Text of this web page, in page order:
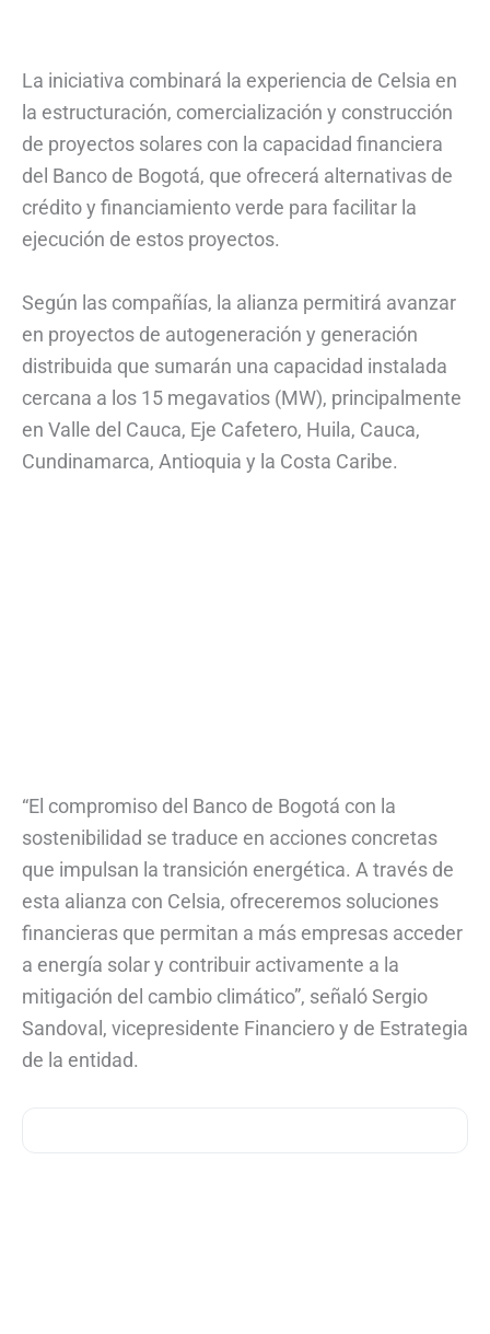
La iniciativa combinará la experiencia de Celsia en
la estructuración, comercialización y construcción
de proyectos solares con la capacidad financiera
del Banco de Bogotá, que ofrecerá alternativas de
crédito y financiamiento verde para facilitar la
ejecución de estos proyectos.
Según las compañías, la alianza permitirá avanzar
en proyectos de autogeneración y generación
distribuida que sumarán una capacidad instalada
cercana a los 15 megavatios (MW), principalmente
en Valle del Cauca, Eje Cafetero, Huila, Cauca,
Cundinamarca, Antioquia y la Costa Caribe.
“El compromiso del Banco de Bogotá con la
sostenibilidad se traduce en acciones concretas
que impulsan la transición energética. A través de
esta alianza con Celsia, ofreceremos soluciones
financieras que permitan a más empresas acceder
a energía solar y contribuir activamente a la
mitigación del cambio climático”, señaló Sergio
Sandoval, vicepresidente Financiero y de Estrategia
de la entidad.